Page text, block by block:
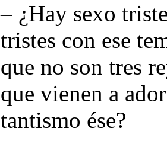
– ¿Hay sexo
tristes con ese
que no son tres
que vienen a
tantismo ése?